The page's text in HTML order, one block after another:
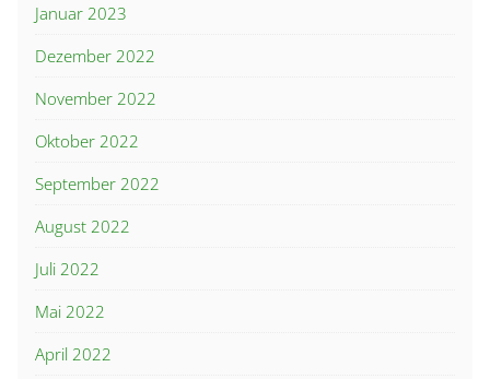
Januar 2023
Dezember 2022
November 2022
Oktober 2022
September 2022
August 2022
Juli 2022
Mai 2022
April 2022